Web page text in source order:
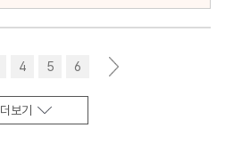
미리보기
4 5 6 >
더보기